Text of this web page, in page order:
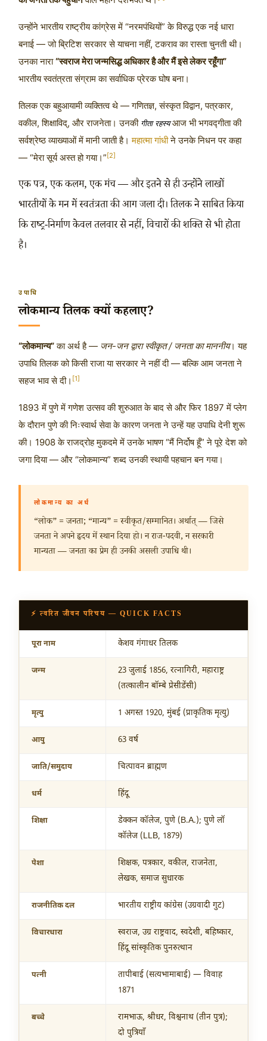
उन्होंने भारतीय राष्ट्रीय कांग्रेस में “नरमपंथियों” के विरुद्ध एक नई धारा
बनाई — जो ब्रिटिश सरकार से याचना नहीं, टकराव का रास्ता चुनती थी।
उनका नारा“स्वराज मेरा जन्मसिद्ध अधिकार है और मैं इसे लेकर रहूँगा”
भारतीय स्वतंत्रता संग्राम का सर्वाधिक प्रेरक घोष बना।
तिलक एक बहुआयामी व्यक्तित्व थे — गणितज्ञ, संस्कृत विद्वान, पत्रकार,
वकील, शिक्षाविद्, और राजनेता। उनकी गीता रहस्यआज भी भगवद्गीता की
सर्वश्रेष्ठ व्याख्याओं में मानी जाती है।महात्मा गांधीने उनके निधन पर कहा
— “मेरा सूर्य अस्त हो गया।”[2]
एक पत्र, एक कलम, एक मंच — और इतने से ही उन्होंने लाखों
भारतीयों के मन में स्वतंत्रता की आग जला दी। तिलक ने साबित किया
कि राष्ट्र-निर्माण केवल तलवार से नहीं, विचारों की शक्ति से भी होता
है।
उपाधि
लोकमान्य तिलक क्यों कहलाए?
“लोकमान्य”का अर्थ है — जन-जन द्वारा स्वीकृत / जनता का माननीय। यह
उपाधि तिलक को किसी राजा या सरकार ने नहीं दी — बल्कि आम जनता ने
सहज भाव से दी। [1]
1893 में पुणे में गणेश उत्सव की शुरुआत के बाद से और फिर 1897 में प्लेग
के दौरान पुणे की निःस्वार्थ सेवा के कारण जनता ने उन्हें यह उपाधि देनी शुरू
की। 1908 के राजद्रोह मुकदमे में उनके भाषण “मैं निर्दोष हूँ” ने पूरे देश को
जगा दिया — और “लोकमान्य” शब्द उनकी स्थायी पहचान बन गया।
लोकमान्य का अर्थ
“लोक” = जनता; “मान्य” = स्वीकृत/सम्मानित। अर्थात् — जिसे
जनता ने अपने हृदय में स्थान दिया हो। न राज-पदवी, न सरकारी
मान्यता — जनता का प्रेम ही उनकी असली उपाधि थी।
⚡ त्वरित जीवन परिचय — QUICK FACTS
पूरा नाम केशव गंगाधर तिलक
जन्म 23 जुलाई 1856, रत्नागिरी, महाराष्ट्र
(तत्कालीन बॉम्बे प्रेसीडेंसी)
मृत्यु 1 अगस्त 1920, मुंबई (प्राकृतिक मृत्यु)
आयु 63 वर्ष
जाति/समुदाय चित्पावन ब्राह्मण
धर्म हिंदू
शिक्षा
डेक्कन कॉलेज, पुणे (B.A.); पुणे लॉ
कॉलेज (LLB, 1879)
पेशा
शिक्षक, पत्रकार, वकील, राजनेता,
लेखक, समाज सुधारक
राजनीतिक दल भारतीय राष्ट्रीय कांग्रेस (उग्रवादी गुट)
विचारधारा
स्वराज, उग्र राष्ट्रवाद, स्वदेशी, बहिष्कार,
हिंदू सांस्कृतिक पुनरुत्थान
पत्नी
तापीबाई (सत्यभामाबाई) — विवाह
1871
बच्चे
रामभाऊ, श्रीधर, विश्वनाथ (तीन पुत्र);
दो पुत्रियाँ